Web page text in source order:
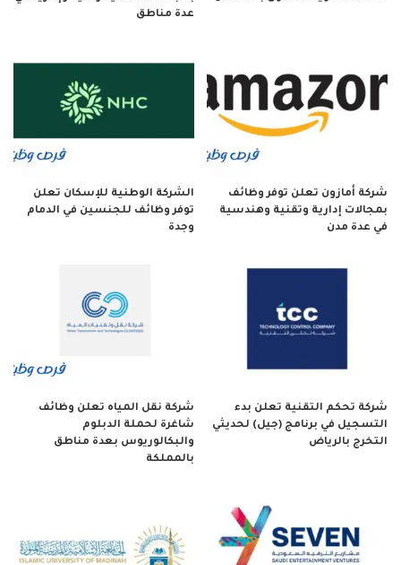
عدة مناطق
شركة أمازون تعلن توفر وظائف
بمجالات إدارية وتقنية وهندسية
في عدة مدن
الشركة الوطنية للإسكان تعلن
توفر وظائف للجنسين في الدمام
وجدة
شركة تحكم التقنية تعلن بدء
التسجيل في برنامج (جيل) لحديثي
التخرج بالرياض
شركة نقل المياه تعلن وظائف
شاغرة لحملة الدبلوم
والبكالوريوس بعدة مناطق
بالمملكة